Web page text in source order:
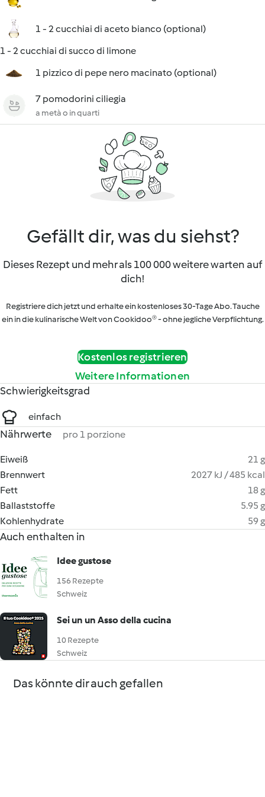
1 - 2 cucchiai di aceto bianco (optional)
1 - 2 cucchiai di succo di limone
1 pizzico di pepe nero macinato (optional)
7 pomodorini ciliegia
a metà o in quarti
Gefällt dir, was du siehst?
Dieses Rezept und mehr als 100 000 weitere warten auf
dich!
Registriere dich jetzt und erhalte ein kostenloses 30-Tage Abo. Tauche
ein in die kulinarische Welt von Cookidoo® - ohne jegliche Verpflichtung.
Kostenlos registrieren
Weitere Informationen
Schwierigkeitsgrad
einfach
Nährwerte pro 1 porzione
Eiweiß
21 g
Brennwert
2027 kJ / 485 kcal
Fett
18 g
Ballaststoffe
5.95 g
Kohlenhydrate
59 g
Auch enthalten in
Idee gustose
156 Rezepte
Schweiz
Sei un un Asso della cucina
10 Rezepte
Schweiz
Das könnte dir auch gefallen